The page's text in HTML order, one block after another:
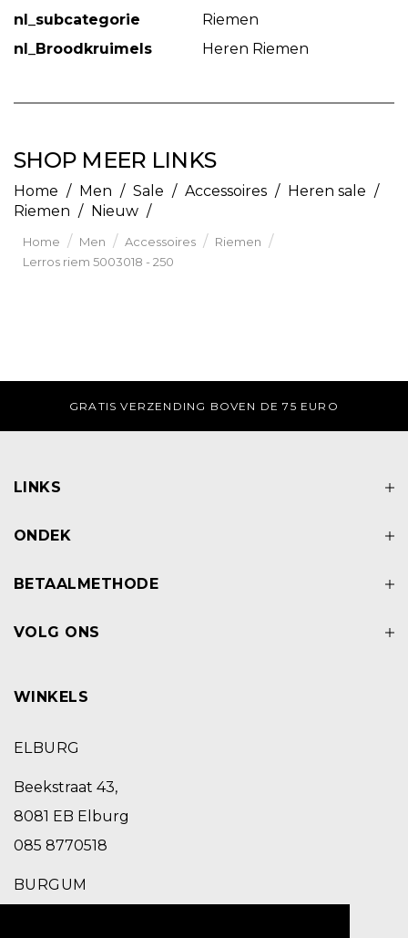
nl_subcategorie
Riemen
nl_Broodkruimels
Heren Riemen
SHOP MEER LINKS
Home / Men / Sale / Accessoires / Heren sale /
Riemen / Nieuw /
Home / Men / Accessoires / Riemen /
Lerros riem 5003018 - 250
GRATIS VERZENDING BOVEN DE 75 EURO
LINKS
ONDEK
BETAALMETHODE
VOLG ONS
WINKELS
ELBURG
Beekstraat 43,
8081 EB Elburg
085 8770518
BURGUM